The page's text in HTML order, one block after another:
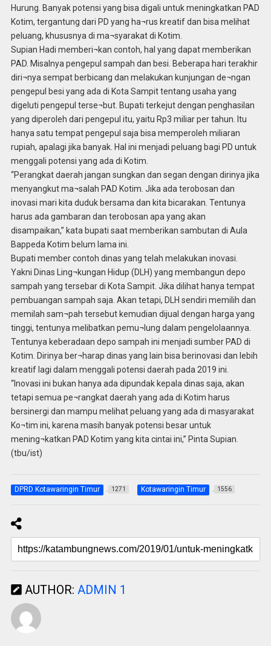
Hurung. Banyak potensi yang bisa digali untuk meningkatkan PAD
Kotim, tergantung dari PD yang ha¬rus kreatif dan bisa melihat
peluang, khususnya di ma¬syarakat di Kotim.
Supian Hadi memberi¬kan contoh, hal yang dapat memberikan
PAD. Misalnya pengepul sampah dan besi. Beberapa hari terakhir
diri¬nya sempat berbicang dan melakukan kunjungan de¬ngan
pengepul besi yang ada di Kota Sampit tentang usaha yang
digeluti pengepul terse¬but. Bupati terkejut dengan penghasilan
yang diperoleh dari pengepul itu, yaitu Rp3 miliar per tahun. Itu
hanya satu tempat pengepul saja bisa memperoleh miliaran
rupiah, apalagi jika banyak. Hal ini menjadi peluang bagi PD untuk
menggali potensi yang ada di Kotim.
“Perangkat daerah jangan sungkan dan segan dengan dirinya jika
menyangkut ma¬salah PAD Kotim. Jika ada terobosan dan
inovasi mari kita duduk bersama dan kita bicarakan. Tentunya
harus ada gambaran dan terobosan apa yang akan
disampaikan,” kata bupati saat memberikan sambutan di Aula
Bappeda Kotim belum lama ini.
Bupati member contoh dinas yang telah melakukan inovasi.
Yakni Dinas Ling¬kungan Hidup (DLH) yang membangun depo
sampah yang tersebar di Kota Sampit. Jika dilihat hanya tempat
pembuangan sampah saja. Akan tetapi, DLH sendiri memilih dan
memilah sam¬pah tersebut kemudian dijual dengan harga yang
tinggi, tentunya melibatkan pemu¬lung dalam pengelolaannya.
Tentunya keberadaan depo sampah ini menjadi sumber PAD di
Kotim. Dirinya ber¬harap dinas yang lain bisa berinovasi dan lebih
kreatif lagi dalam menggali potensi daerah pada 2019 ini.
“Inovasi ini bukan hanya ada dipundak kepala dinas saja, akan
tetapi semua pe¬rangkat daerah yang ada di Kotim harus
bersinergi dan mampu melihat peluang yang ada di masyarakat
Ko¬tim ini, karena masih banyak potensi besar untuk
mening¬katkan PAD Kotim yang kita cintai ini,” Pinta Supian.
(tbu/ist)
DPRD Kotawaringin Timur 1271 Kotawaringin Timur 1556
AUTHOR: ADMIN 1